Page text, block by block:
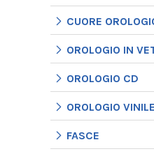
CUORE
OROLOGIO IN
OROLOGIO CD
OROLOGIO VINILE
FASCE